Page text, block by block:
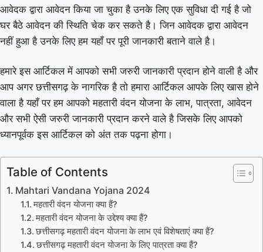
आवेदक द्वारा आवेदन किया जा चुका है उनके लिए एक सुविधा दी गई है जो
घर बैठे आवेदन की स्थिति चेक कर सकते है। जिन आवेदक द्वारा आवेदन
नहीं हुआ है उनके लिए हम यहाँ पर पूरी जानकारी बताने वाले है।
हमारे इस आर्टिकल में आपको सभी जरुरी जानकारी प्रदान होने वाली है और
आप अगर छत्तीसगढ़ के नागरिक है तो हमारा आर्टिकल आपके लिए खास होने
वाला है यहाँ पर हम आपको महतारी वंदन योजना के लाभ, पात्रता, आवेदन
और सभी ऐसी जरुरी जानकारी प्रदान करने वाले है जिसके लिए आपको
ध्यानपूर्वक इस आर्टिकल को अंत तक पढ़ना होगा।
Table of Contents
Mahtari Vandana Yojana 2024
महतारी वंदन योजना क्या हैं?
महतारी वंदन योजना के उद्देश्य क्या हैं?
छत्तीसगढ़ महतारी वंदन योजना के लाभ एवं विशेषताएं क्या हैं?
छत्तीसगढ़ महतारी वंदन योजना के लिए पात्रता क्या हैं?